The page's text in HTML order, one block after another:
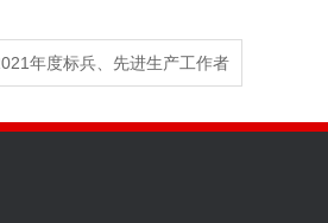
年度标兵、先进生产工作者